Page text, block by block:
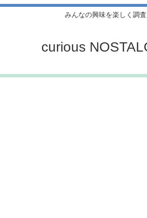
みんなの興味を楽しく調査
curious